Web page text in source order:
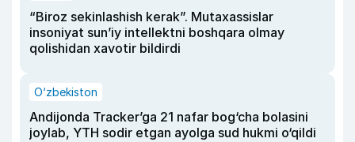
“Biroz sekinlashish kerak”. Mutaxassislar
insoniyat sun’iy intellektni boshqara olmay
qolishidan xavotir bildirdi
O‘zbekiston
Andijonda Tracker’ga 21 nafar bog‘cha bolasini
joylab, YTH sodir etgan ayolga sud hukmi o‘qildi